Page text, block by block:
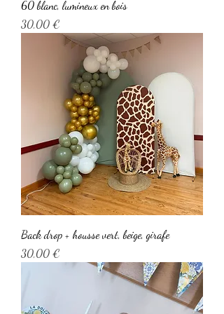
60 blanc, lumineux en bois
Prix
30,00 €
Back drop + housse vert, beige, girafe
Prix
30,00 €